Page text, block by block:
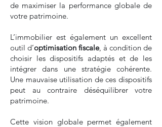
de maximiser la performance globale de
votre patrimoine.
L’immobilier est également un excellent
outil d’optimisation fiscale, à condition de
choisir les dispositifs adaptés et de les
intégrer dans une stratégie cohérente.
Une mauvaise utilisation de ces dispositifs
peut au contraire déséquilibrer votre
patrimoine.
Cette vision globale permet également